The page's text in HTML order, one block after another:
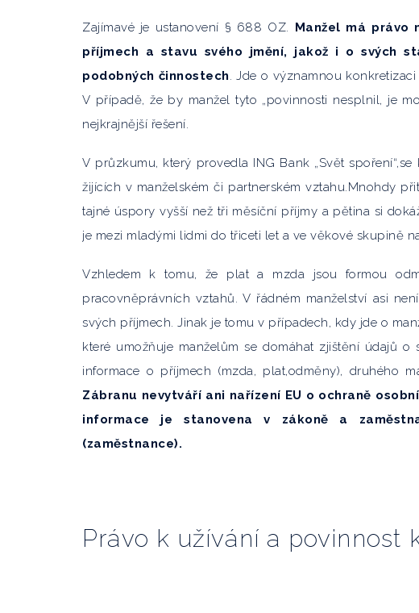
Zajímavé je ustanovení § 688 OZ. Manžel má právo
příjmech a stavu svého jmění, jakož i o svých
podobných činnostech. Jde o významnou
V případě, že by manžel tyto „povinnosti nesplnil, je
nejkrajnější řešení.
V průzkumu, který provedla ING Bank „Svět
žijících v manželském či partnerském vztahu.Mnohdy
tajné úspory vyšší než tři měsíční příjmy a pětina si
je mezi mladými lidmi do třiceti let a ve věkové skupině
Vzhledem k tomu, že plat a mzda jsou formou
pracovněprávních vztahů. V řádném manželství asi
svých příjmech. Jinak je tomu v případech, kdy jde o
které umožňuje manželům se domáhat zjištění údajů
informace o příjmech (mzda, plat,odměny), druhého
Zábranu nevytváří ani nařízení EU o ochraně
informace je stanovena v zákoně a
(zaměstnance).
Právo k užívání a povinnost